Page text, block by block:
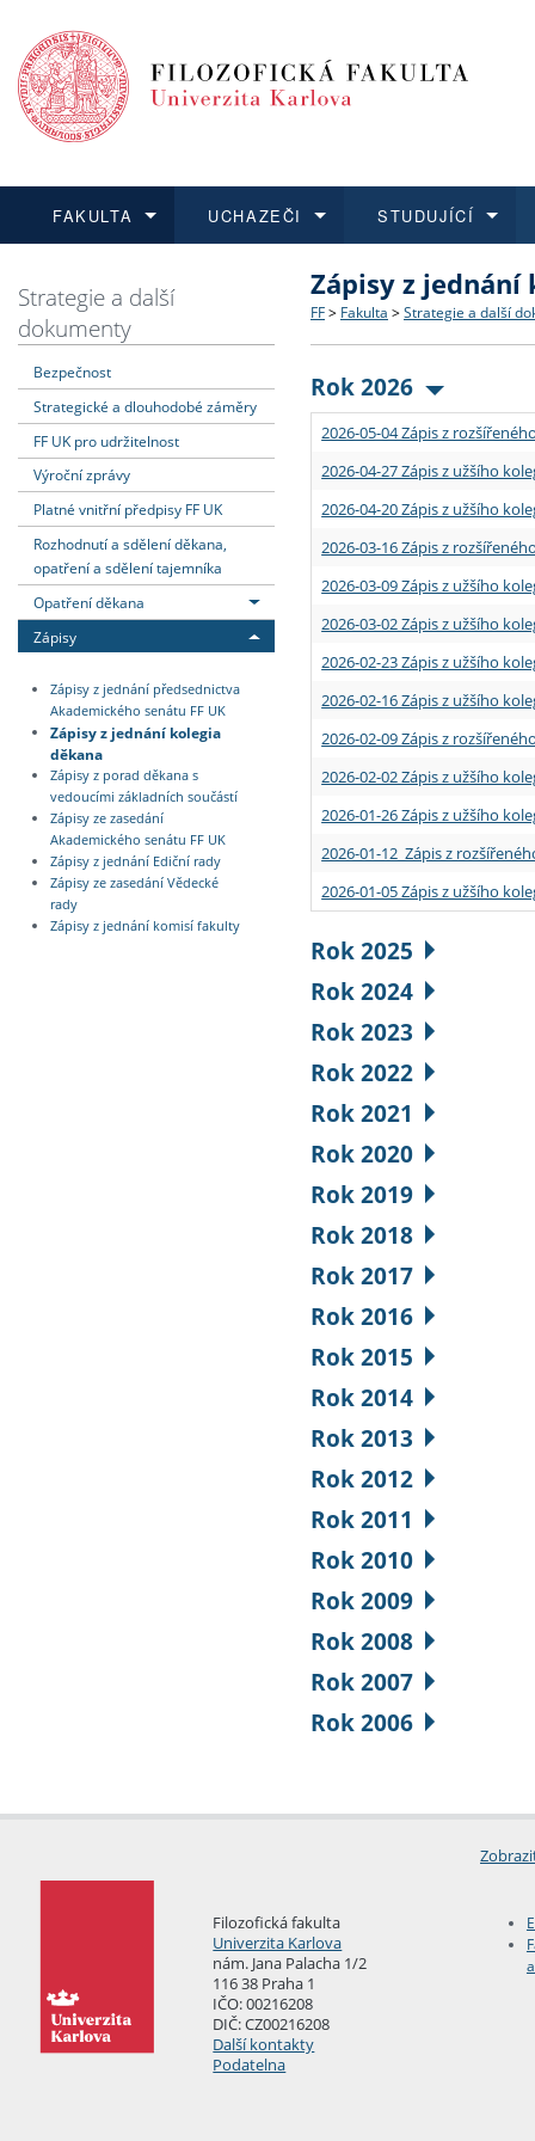
FAKULTA
Dozvědět se více
Struktura a historie
Strategie a další
Podpora a benefity pro
Absolventi fakulty
UCHAZEČI
Podat přihlášku
Co studovat a jak se
Učitelské studijní
Informace k průběhu
STUDUJÍCÍ
Dozvědět se více
Bakalářské a magisterské
Doktorské studium
Rigorózní řízení
Dozvědět se více
O vědě a výzkumu na FF
Akademické kvalifikace
Granty a projekty
Dozvědět se více
Aktuální nabídky a
Vyjíždějící studenti
Přijíždějící studenti
Vyjíždějící zaměstnanci
Strategie a další
dokumenty
Bezpečnost
Strategické a dlouhodobé záměry
FF UK pro udržitelnost
Výroční zprávy
Platné vnitřní předpisy FF UK
Rozhodnutí a sdělení děkana,
opatření a sdělení tajemníka
Opatření děkana
Zápisy
Zápisy z jednání předsednictva
Akademického senátu FF UK
Zápisy z jednání kolegia
děkana
Zápisy z porad děkana s
vedoucími základních součástí
Zápisy ze zasedání
Akademického senátu FF UK
Zápisy z jednání Ediční rady
Zápisy ze zasedání Vědecké
rady
Zápisy z jednání komisí fakulty
Zápisy z jednání
FF > Fakulta > Strategie a další
Rok 2026
2026-05-04 Zápis z
2026-04-27 Zápis z užšího
2026-04-20 Zápis z užšího
2026-03-16 Zápis z
2026-03-09 Zápis z užšího
2026-03-02 Zápis z užšího
2026-02-23 Zápis z užšího
2026-02-16 Zápis z užšího
2026-02-09 Zápis z
2026-02-02 Zápis z užšího
2026-01-26 Zápis z užšího
2026-01-12 Zápis z
2026-01-05 Zápis z užšího
Rok 2025
Rok 2024
Rok 2023
Rok 2022
Rok 2021
Rok 2020
Rok 2019
Rok 2018
Rok 2017
Rok 2016
Rok 2015
Rok 2014
Rok 2013
Rok 2012
Rok 2011
Rok 2010
Rok 2009
Rok 2008
Rok 2007
Rok 2006
Filozofická fakulta
Univerzita Karlova
nám. Jana Palacha 1/2
116 38 Praha 1
IČO: 00216208
DIČ: CZ00216208
Další kontakty
Podatelna